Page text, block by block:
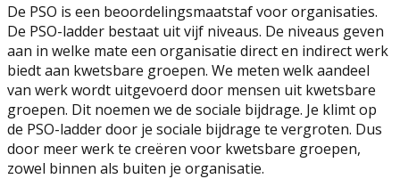
De PSO is een beoordelingsmaatstaf voor organisaties.
De PSO-ladder bestaat uit vijf niveaus. De niveaus geven
aan in welke mate een organisatie direct en indirect werk
biedt aan kwetsbare groepen. We meten welk aandeel
van werk wordt uitgevoerd door mensen uit kwetsbare
groepen. Dit noemen we de sociale bijdrage. Je klimt op
de PSO-ladder door je sociale bijdrage te vergroten. Dus
door meer werk te creëren voor kwetsbare groepen,
zowel binnen als buiten je organisatie.